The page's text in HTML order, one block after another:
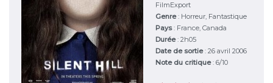
FilmExport
Genre: Horreur, Fantastique
Pays: France, Canada
Durée: 2h05
Date de sortie: 26 avril 2006
Note du critique: 6/10